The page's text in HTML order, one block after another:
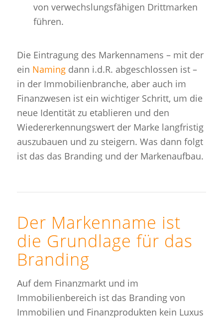
von verwechslungsfähigen Drittmarken
führen.
Die Eintragung des Markennamens – mit der
ein Namingdann i.d.R. abgeschlossen ist –
in der Immobilienbranche, aber auch im
Finanzwesen ist ein wichtiger Schritt, um die
neue Identität zu etablieren und den
Wiedererkennungswert der Marke langfristig
auszubauen und zu steigern. Was dann folgt
ist das das Branding und der Markenaufbau.
Der Markenname ist
die Grundlage für das
Branding
Auf dem Finanzmarkt und im
Immobilienbereich ist das Branding von
Immobilien und Finanzprodukten kein Luxus